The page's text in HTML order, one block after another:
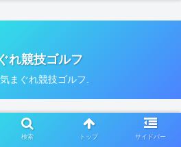
れ競技ゴルフ
まぐれ競技ゴルフ.
検索 トップ サイドバー